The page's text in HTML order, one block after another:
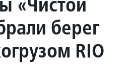
берег
RIO